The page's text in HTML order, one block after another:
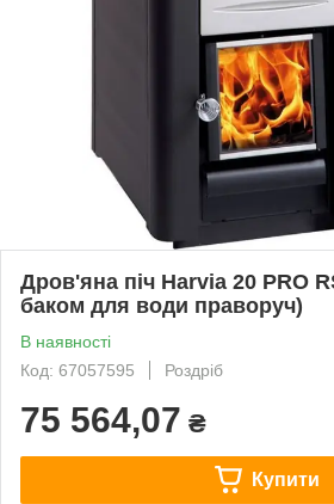
Дров'яна піч Harvia 20 PRO
баком для води праворуч)
В наявності
Код: 67057595
Роздріб
75 564,07 ₴
Купити